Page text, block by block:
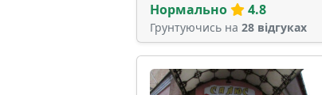
Нормально 4.8
Грунтуючись на 28 відгуках